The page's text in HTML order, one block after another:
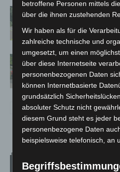
Brand im
Region
Kreuz
betroffene Personen mittels
über die ihnen zustehenden
Wir haben als für die
zahlreiche technische und
umgesetzt, um einen
über diese Internetseite
personenbezogenen Daten
können Internetbasierte
grundsätzlich
absoluter Schutz nicht
diesem Grund steht es jeder
personenbezogene Daten
beispielsweise telefonisch, an